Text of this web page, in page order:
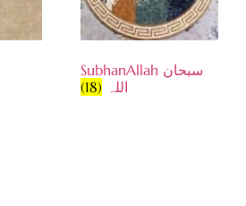
SubhanAllah سبحان
اللہ (18)